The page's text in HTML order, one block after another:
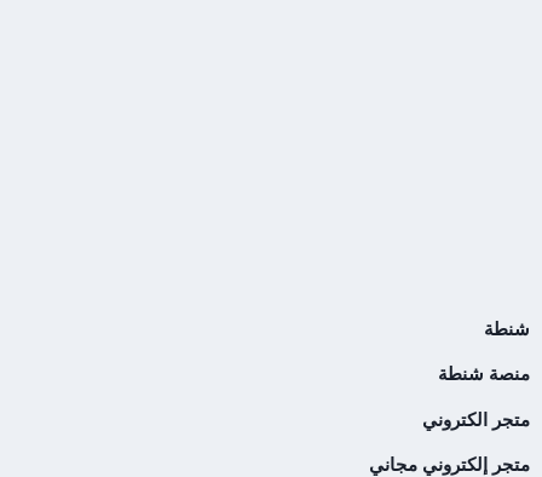
شنطة
منصة شنطة
متجر الكتروني
متجر إلكتروني مجاني